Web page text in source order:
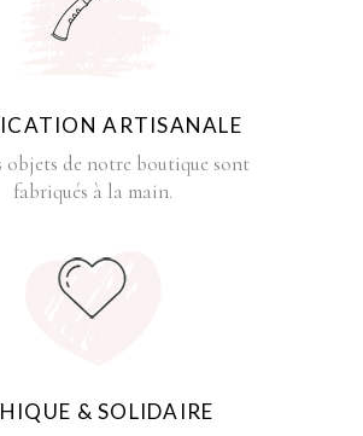
ARTISANALE
objets de notre boutique sont
fabriqués à la main.
& SOLIDAIRE